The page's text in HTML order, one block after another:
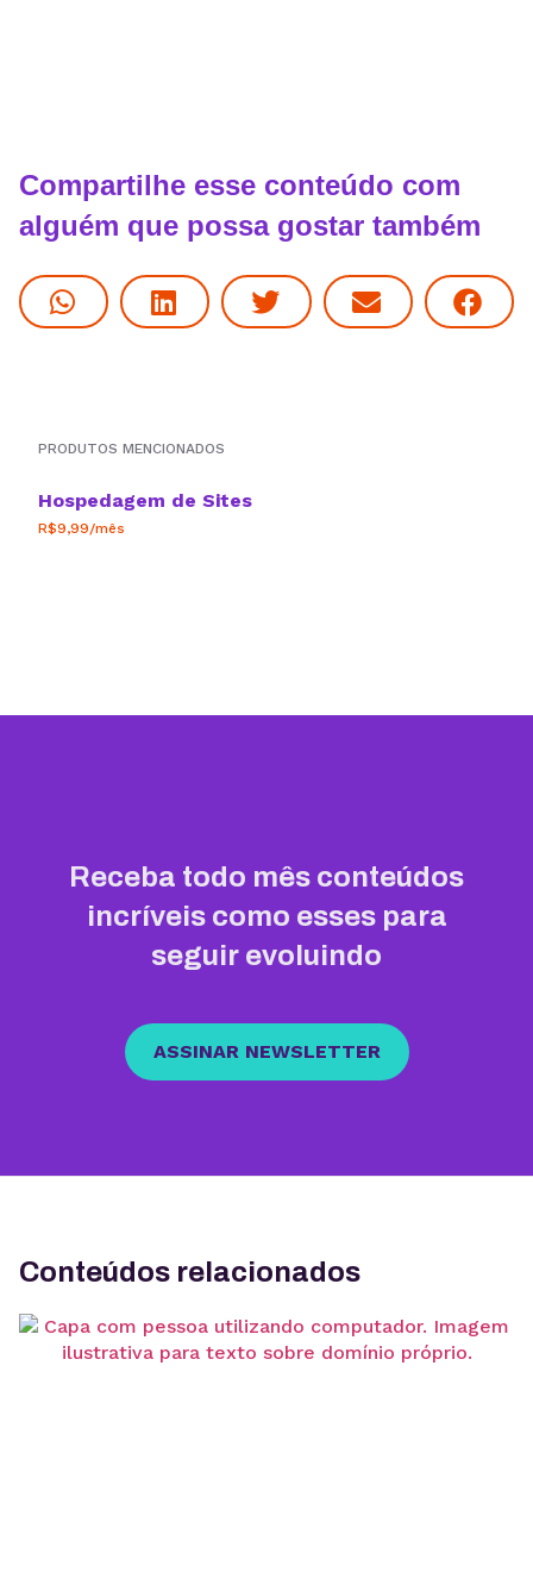
Compartilhe esse conteúdo com
alguém que possa gostar também
PRODUTOS MENCIONADOS
Hospedagem de Sites
R$9,99/mês
Receba todo mês conteúdos
incríveis como esses para
seguir evoluindo
ASSINAR NEWSLETTER
Conteúdos relacionados